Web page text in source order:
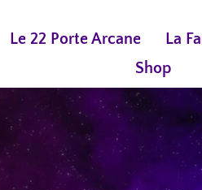
Le 22 Porte Arcane La
Shop